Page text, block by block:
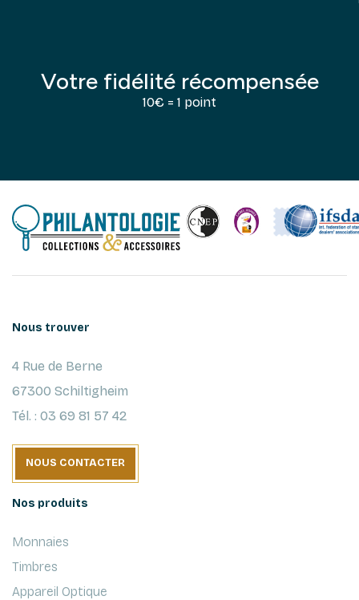
Votre fidélité récompensée
10€ = 1 point
Nous trouver
4 Rue de Berne
67300 Schiltigheim
Tél. : 03 69 81 57 42
NOUS CONTACTER
Nos produits
Monnaies
Timbres
Appareil Optique